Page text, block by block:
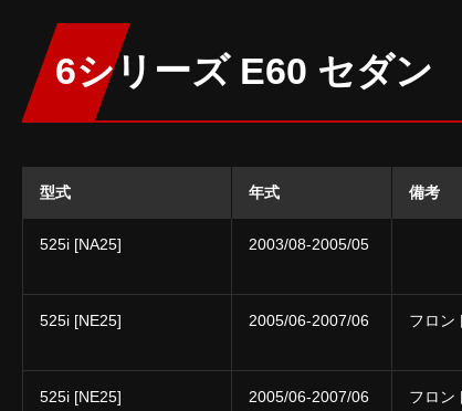
6シリーズ E60 セダン
型式 年式 備考
525i [NA25] 2003/08-2005/05
525i [NE25] 2005/06-2007/06 フロン
525i [NE25] 2005/06-2007/06 フロン